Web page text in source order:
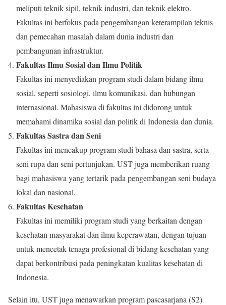
meliputi teknik sipil, teknik industri, dan teknik elektro.
Fakultas ini berfokus pada pengembangan keterampilan teknis
dan pemecahan masalah dalam dunia industri dan
pembangunan infrastruktur.
Fakultas Ilmu Sosial dan Ilmu Politik
Fakultas ini menyediakan program studi dalam bidang ilmu
sosial, seperti sosiologi, ilmu komunikasi, dan hubungan
internasional. Mahasiswa di fakultas ini didorong untuk
memahami dinamika sosial dan politik di Indonesia dan dunia.
Fakultas Sastra dan Seni
Fakultas ini mencakup program studi bahasa dan sastra, serta
seni rupa dan seni pertunjukan. UST juga memberikan ruang
bagi mahasiswa yang tertarik pada pengembangan seni budaya
lokal dan nasional.
Fakultas Kesehatan
Fakultas ini memiliki program studi yang berkaitan dengan
kesehatan masyarakat dan ilmu keperawatan, dengan tujuan
untuk mencetak tenaga profesional di bidang kesehatan yang
dapat berkontribusi pada peningkatan kualitas kesehatan di
Indonesia.
Selain itu, UST juga menawarkan program pascasarjana (S2)